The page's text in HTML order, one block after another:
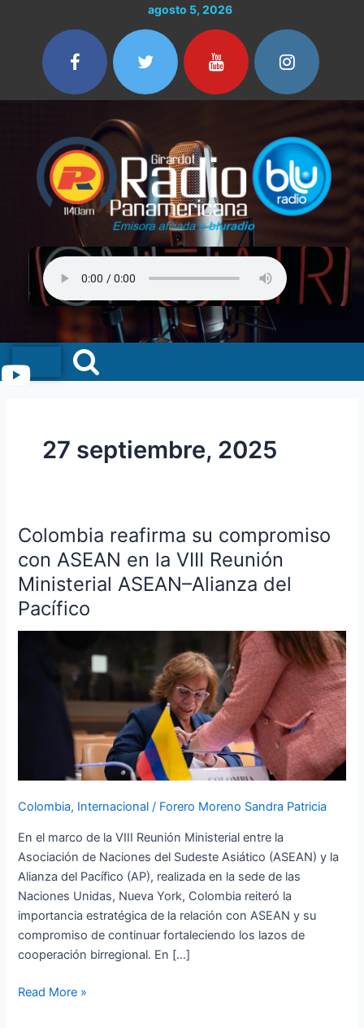
contenido
agosto 5, 2026
Menu
27 septiembre, 2025
Colombia reafirma su compromiso
con ASEAN en la VIII Reunión
Ministerial ASEAN–Alianza del
Pacífico
Colombia, Internacional / Forero Moreno Sandra Patricia
En el marco de la VIII Reunión Ministerial entre la
Asociación de Naciones del Sudeste Asiático (ASEAN) y la
Alianza del Pacífico (AP), realizada en la sede de las
Naciones Unidas, Nueva York, Colombia reiteró la
importancia estratégica de la relación con ASEAN y su
compromiso de continuar fortaleciendo los lazos de
cooperación birregional. En […]
Colombia
reafirma
su
compromiso
con
ASEAN
Pacífico
Read More »